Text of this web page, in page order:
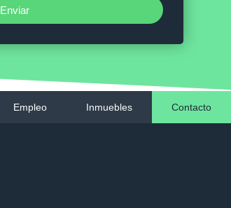
Enviar
Empleo Inmuebles Contacto